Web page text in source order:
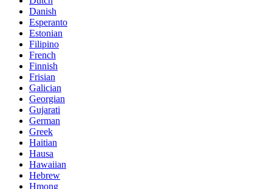
Danish
Esperanto
Estonian
Filipino
French
Finnish
Frisian
Galician
Georgian
Gujarati
German
Greek
Haitian
Hausa
Hawaiian
Hebrew
Hmong